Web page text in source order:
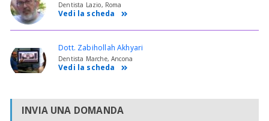
Dentista Lazio, Roma
Vedi la scheda
Dott. Zabihollah Akhyari
Dentista Marche, Ancona
Vedi la scheda
INVIA UNA DOMANDA